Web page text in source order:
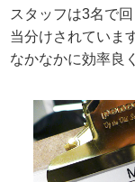
スタッフは3名で
当分けされていま
なかなかに効率良